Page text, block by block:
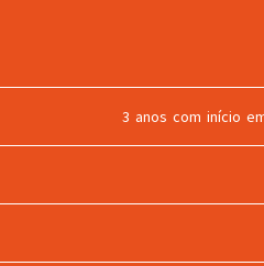
3 anos com início